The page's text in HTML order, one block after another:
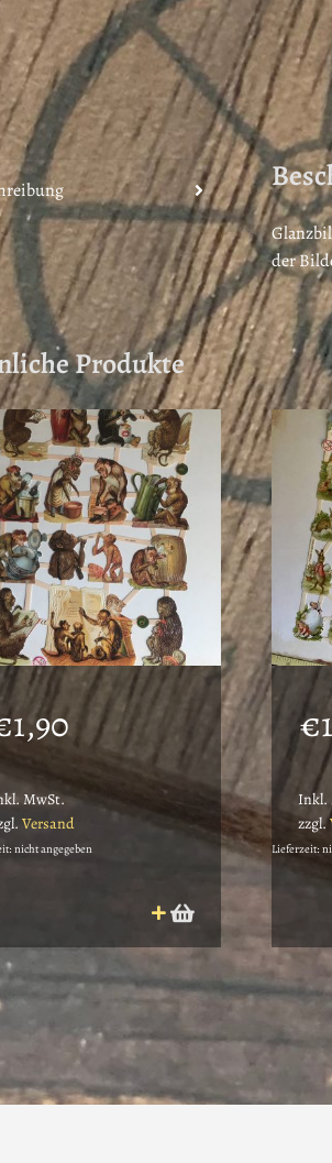
der
Produkte
1,90
MwSt.
Versand
nicht angegeben
€
Inkl.
zzgl.
Lieferzeit: